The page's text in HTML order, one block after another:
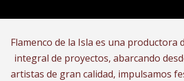
Flamenco de la Isla es una
integral de proyectos, abarcando
artistas de gran calidad, impulsamos